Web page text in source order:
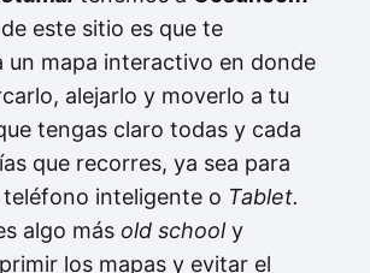
este sitio es que te
un mapa interactivo en donde
alejarlo y moverlo a tu
tengas claro todas y cada
que recorres, ya sea para
inteligente o Tablet.
algo más old schooly
los mapas y evitar el